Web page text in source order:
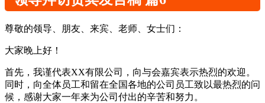
尊敬的领导、朋友、来宾、老师、女士们：
大家晚上好！
首先，我谨代表XX有限公司，向与会嘉宾表示热烈的欢迎。
同时，向全体员工和留在全国各地的公司员工致以最热烈的问
候，感谢大家一年来为公司付出的辛苦和努力。